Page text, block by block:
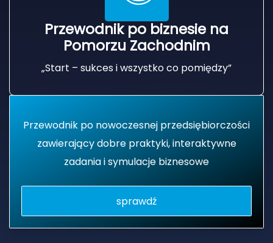
Przewodnik po biznesie na
Pomorzu Zachodnim
„Start – sukces i wszystko co pomiędzy”
Przewodnik po nowoczesnej przedsiębiorczości
zawierający dobre praktyki, interaktywne
zadania i symulacje biznesowe
sprawdź